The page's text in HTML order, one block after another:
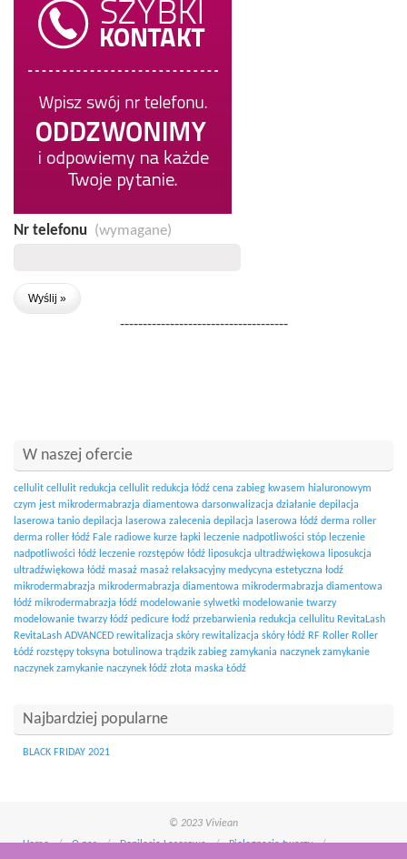
Nr telefonu (wymagane)
-------------------------------------
W naszej ofercie
cellulit cellulit redukcja cellulit redukcja łódź cena zabieg kwasem hialuronowym
czym jest mikrodermabrazja diamentowa darsonwalizacja działanie depilacja
laserowa tanio depilacja laserowa zalecenia depilacja laserowa łódź derma roller
derma roller łódź Fale radiowe kurze łapki leczenie nadpotliwości stóp leczenie
nadpotliwości łódź leczenie rozstępów łódź liposukcja ultradźwiękowa liposukcja
ultradźwiękowa łódź masaż masaż relaksacyjny medycyna estetyczna łodź
mikrodermabrazja mikrodermabrazja diamentowa mikrodermabrazja diamentowa
łódź mikrodermabrazja łódź modelowanie sylwetki modelowanie twarzy
modelowanie twarzy łódź pedicure łodź przebarwienia redukcja cellulitu RevitaLash
RevitaLash ADVANCED rewitalizacja skóry rewitalizacja skóry łódź RF Roller Roller
Łódź rozstępy toksyna botulinowa trądzik zabieg zamykania naczynek zamykanie
naczynek zamykanie naczynek łódź złota maska Łódź
Najbardziej popularne
BLACK FRIDAY 2021
© 2023 Viviean
Home
O nas Depilacja Laserowa
Pielęgnacja twarzy